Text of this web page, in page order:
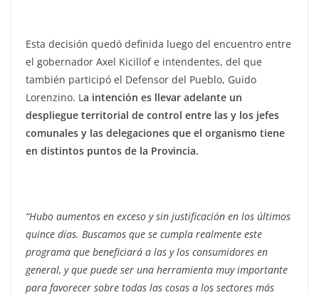
Esta decisión quedó definida luego del encuentro entre
el gobernador Axel Kicillof e intendentes, del que
también participó el Defensor del Pueblo, Guido
Lorenzino. L a intención es llevar adelante un
despliegue territorial de control entre las y los jefes
comunales y las delegaciones que el organismo tiene
en distintos puntos de la Provincia.
“Hubo aumentos en exceso y sin justificación en los últimos
quince días. Buscamos que se cumpla realmente este
programa que beneficiará a las y los consumidores en
general, y que puede ser una herramienta muy importante
para favorecer sobre todas las cosas a los sectores más